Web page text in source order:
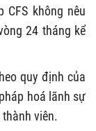
không nêu
24 tháng kể
quy định của
hoá lãnh sự
viên.